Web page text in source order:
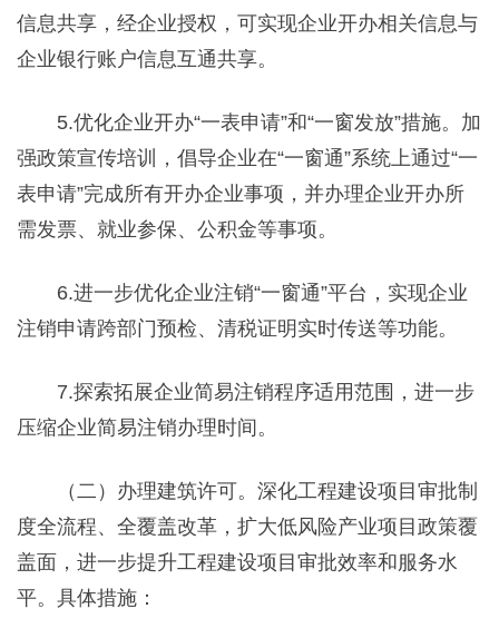
信息共享，经企业授权，可实现企业开办相关信息与
企业银行账户信息互通共享。
5.优化企业开办“一表申请”和“一窗发放”措施。加
强政策宣传培训，倡导企业在“一窗通”系统上通过“一
表申请”完成所有开办企业事项，并办理企业开办所
需发票、就业参保、公积金等事项。
6.进一步优化企业注销“一窗通”平台，实现企业
注销申请跨部门预检、清税证明实时传送等功能。
7.探索拓展企业简易注销程序适用范围，进一步
压缩企业简易注销办理时间。
（二）办理建筑许可。深化工程建设项目审批制
度全流程、全覆盖改革，扩大低风险产业项目政策覆
盖面，进一步提升工程建设项目审批效率和服务水
平。具体措施：